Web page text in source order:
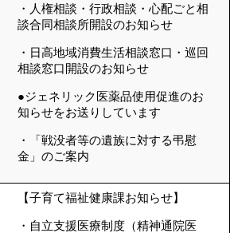
・人権相談・行政相談・心配ごと相
談合同相談所開設のお知らせ
・日高地域消費生活相談窓口・巡回
相談窓口開設のお知らせ
●ジェネリック医薬品使用促進のお
知らせをお送りしています
・「戦没者等の遺族に対する弔慰
金」のご案内
【子育て福祉健康課お知らせ】
・自立支援医療制度（精神通院医